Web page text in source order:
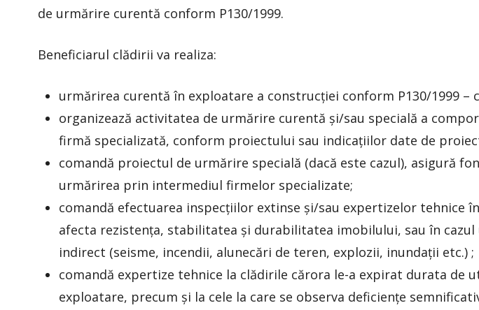
de urmărire curentă conform P130/1999.
Beneficiarul clădirii va realiza:
urmărirea curentă în exploatare a construcției conform P130/1999
organizează activitatea de urmărire curentă și/sau specială a
firmă specializată, conform proiectului sau indicațiilor date de
comandă proiectul de urmărire specială (dacă este cazul), asigură
urmărirea prin intermediul firmelor specializate;
comandă efectuarea inspecțiilor extinse și/sau expertizelor tehnice
afecta rezistența, stabilitatea și durabilitatea imobilului, sau în
indirect (seisme, incendii, alunecări de teren, explozii, inundații etc.) ;
comandă expertize tehnice la clădirile cărora le-a expirat durata de
exploatare, precum și la cele la care se observa deficiențe